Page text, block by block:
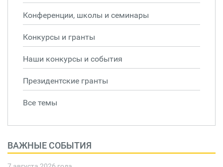
Конференции, школы и семинары
Конкурсы и гранты
Наши конкурсы и события
Президентские гранты
Все темы
ВАЖНЫЕ СОБЫТИЯ